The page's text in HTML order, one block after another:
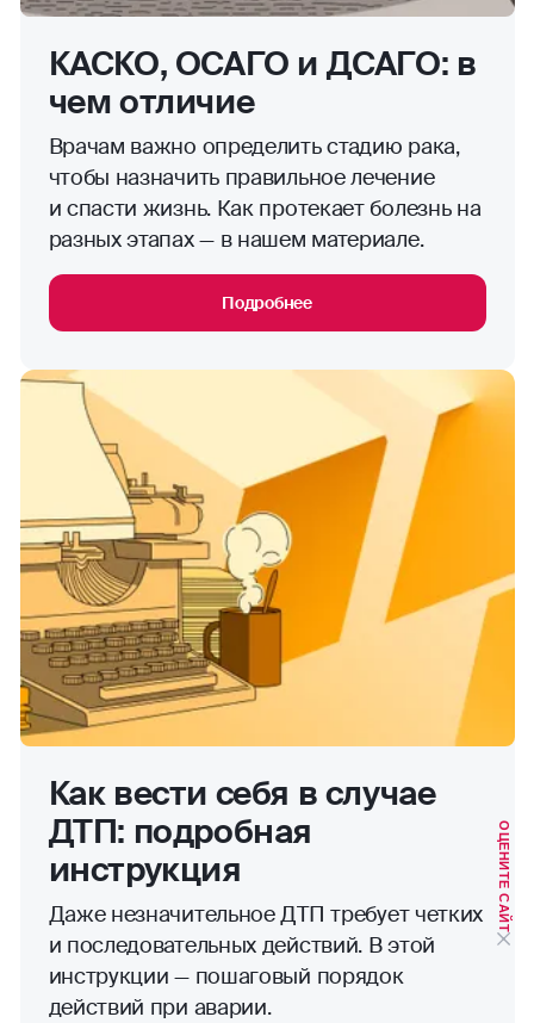
КАСКО, ОСАГО и ДСАГО: в
чем отличие
Врачам важно определить стадию рака,
чтобы назначить правильное лечение
и спасти жизнь. Как протекает болезнь на
разных этапах — в нашем материале.
Подробнее
Как вести себя в случае
ДТП: подробная
инструкция
Даже незначительное ДТП требует четких
и последовательных действий. В этой
инструкции — пошаговый порядок
действий при аварии.
ОЦЕНИТЕ САЙТ